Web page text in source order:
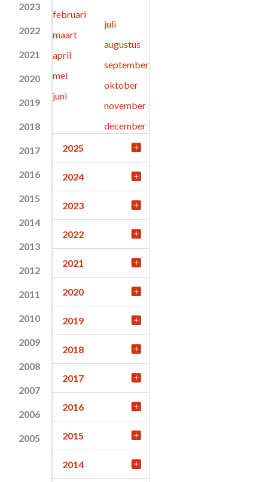
2023
2022
2021
2020
2019
2018
2017
2016
2015
2014
2013
2012
2011
2010
2009
2008
2007
2006
2005
februari
maart
april
mei
juni
juli
augustus
september
oktober
november
december
2025
2024
2023
2022
2021
2020
2019
2018
2017
2016
2015
2014